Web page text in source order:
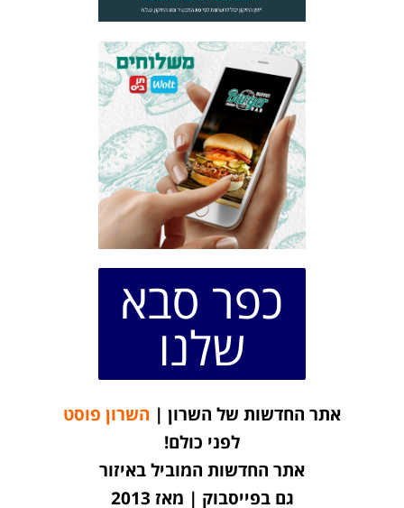
כפר סבא
שלנו
אתר החדשות של השרון | השרון פוסט
לפני כולם!
אתר החדשות המוביל באיזור
גם בפייסבוק | מאז 2013